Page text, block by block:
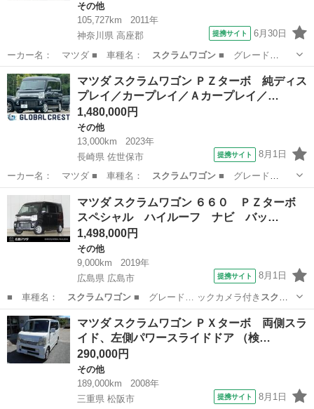
その他
105,727km
2011年
神奈川県 高座郡
提携サイト 6月30日
ーカー名： マツダ ■ 車種名： スクラムワゴン■ グレード
名： ＰＺターボ 両…
神奈川 高座郡 その他
マツダ スクラムワゴン ＰＺターボ 純ディス
プレイ／カープレイ／Ａカープレイ／…
1,480,000円
その他
13,000km
2023年
長崎県 佐世保市
提携サイト 8月1日
ーカー名： マツダ ■ 車種名： スクラムワゴン■ グレード
名： ＰＺターボ 純…
長崎 佐世保市 その他
マツダ スクラムワゴン ６６０ ＰＺターボ
スペシャル ハイルーフ ナビ バッ…
1,498,000円
その他
9,000km
2019年
広島県 広島市
提携サイト 8月1日
■ 車種名： スクラムワゴン■ グレード… ックカメラ付き スクラ
ムワゴンが入荷しました…
広島 広島市 その他
マツダ スクラムワゴン ＰＸターボ 両側スラ
イド、左側パワースライドドア （検…
290,000円
その他
189,000km
2008年
三重県 松阪市
提携サイト 8月1日